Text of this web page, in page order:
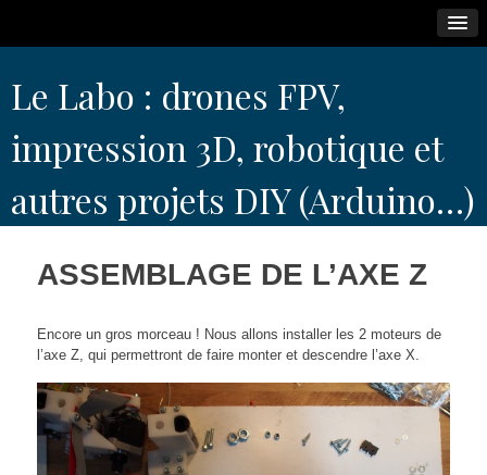
to
content
Le Labo : drones FPV,
impression 3D, robotique et
autres projets DIY (Arduino…)
ASSEMBLAGE DE L’AXE Z
Encore un gros morceau ! Nous allons installer les 2 moteurs de
l’axe Z, qui permettront de faire monter et descendre l’axe X.